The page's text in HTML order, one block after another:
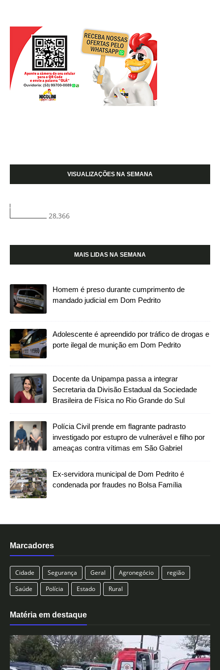
VISUALIZAÇÕES NA SEMANA
28,366
MAIS LIDAS NA SEMANA
Homem é preso durante cumprimento de
mandado judicial em Dom Pedrito
Adolescente é apreendido por tráfico de drogas e
porte ilegal de munição em Dom Pedrito
Docente da Unipampa passa a integrar
Secretaria da Divisão Estadual da Sociedade
Brasileira de Física no Rio Grande do Sul
Polícia Civil prende em flagrante padrasto
investigado por estupro de vulnerável e filho por
ameaças contra vítimas em São Gabriel
Ex-servidora municipal de Dom Pedrito é
condenada por fraudes no Bolsa Família
Marcadores
Cidade Segurança Geral Agronegócio
região
Saúde
Polícia Estado Rural
Matéria em destaque